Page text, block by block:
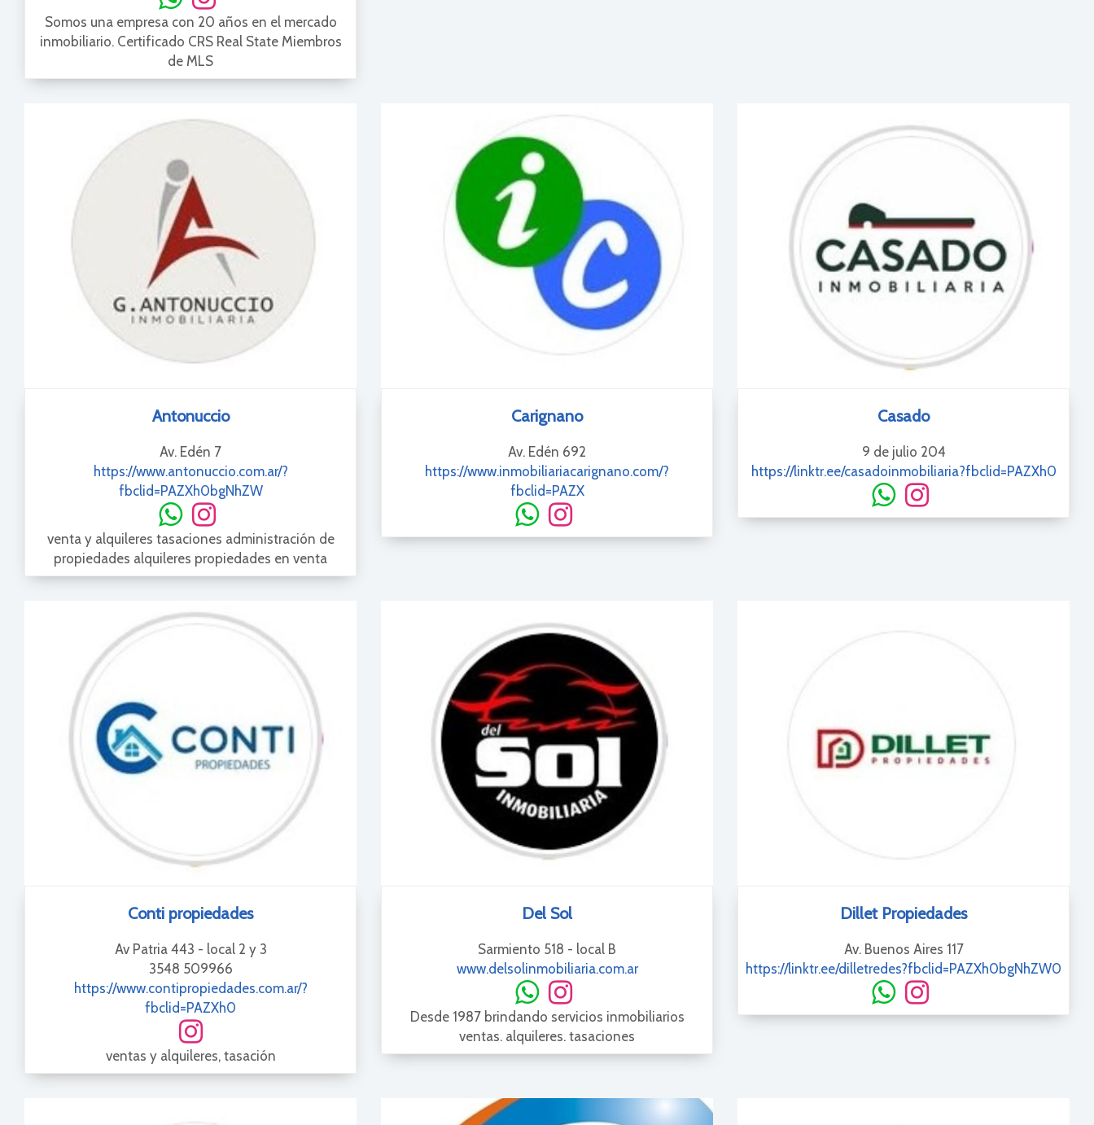
Somos una empresa con 20 años en el mercado
inmobiliario. Certificado CRS Real State Miembros
de MLS
Antonuccio
Av. Edén 7
https://www.antonuccio.com.ar/?
fbclid=PAZXh0bgNhZW
venta y alquileres tasaciones administración de
propiedades alquileres propiedades en venta
Carignano
Av. Edén 692
https://www.inmobiliariacarignano.com/?
fbclid=PAZX
Casado
9 de julio 204
https://linktr.ee/casadoinmobiliaria?fbclid=PAZXh0
Conti propiedades
Av Patria 443 - local 2 y 3
3548 509966
https://www.contipropiedades.com.ar/?
fbclid=PAZXh0
ventas y alquileres, tasación
Del Sol
Sarmiento 518 - local B
www.delsolinmobiliaria.com.ar
Desde 1987 brindando servicios inmobiliarios
ventas. alquileres. tasaciones
Dillet Propiedades
Av. Buenos Aires 117
https://linktr.ee/dilletredes?fbclid=PAZXh0bgNhZW0